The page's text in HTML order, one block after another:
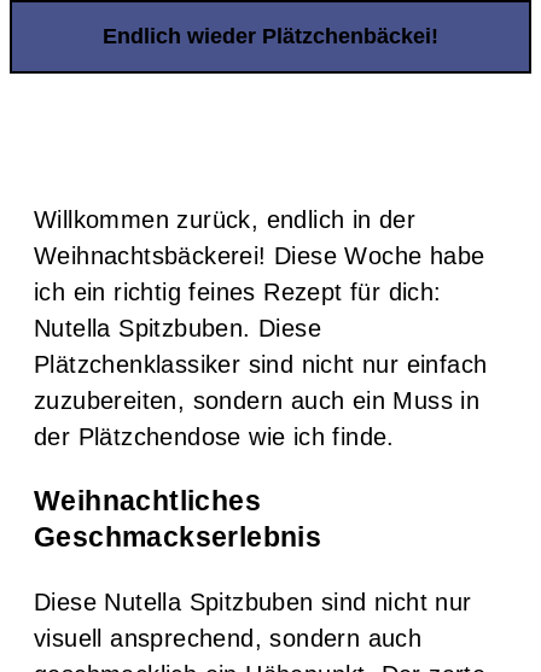
Endlich wieder Plätzchenbäckei!
Willkommen zurück, endlich in der
Weihnachtsbäckerei! Diese Woche habe
ich ein richtig feines Rezept für dich:
Nutella Spitzbuben. Diese
Plätzchenklassiker sind nicht nur einfach
zuzubereiten, sondern auch ein Muss in
der Plätzchendose wie ich finde.
Weihnachtliches
Geschmackserlebnis
Diese Nutella Spitzbuben sind nicht nur
visuell ansprechend, sondern auch